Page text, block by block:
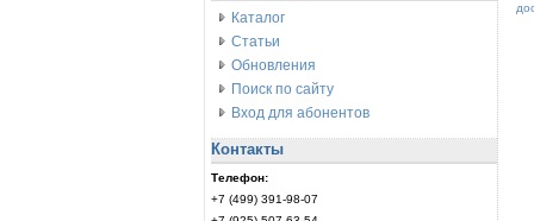
Каталог
Статьи
Обновления
Поиск по сайту
Вход для абонентов
Контакты
Телефон:
+7 (499) 391-98-07